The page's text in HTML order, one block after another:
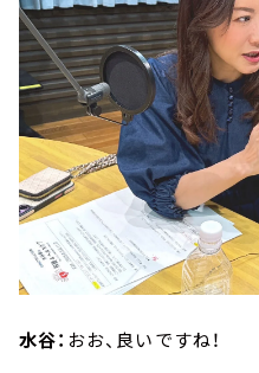
水谷： おお、良いですね！